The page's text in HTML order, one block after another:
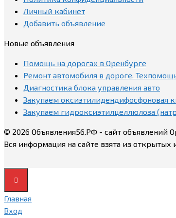
Личный кабинет
Добавить объявление
Новые объявления
Помощь на дорогах в Оренбурге
Ремонт автомобиля в дороге.
Диагностика блока управления авто
Закупаем оксиэтилидендифосфоновая
Закупаем гидроксиэтилцеллюлоза
© 2026 Объявления56.РФ - сайт объявлений
Вся информация на сайте взята из открытых
Главная
Вход